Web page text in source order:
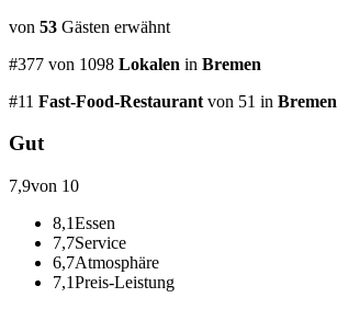
von 53 Gästen erwähnt
#377 von 1098 Lokalen in Bremen
#11 Fast-Food-Restaurant von 51 in Bremen
Gut
7,9von 10
8,1Essen
7,7Service
6,7Atmosphäre
7,1Preis-Leistung